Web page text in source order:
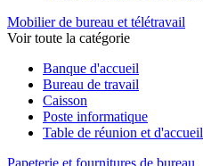
Mobilier de bureau et télétravail
Voir toute la catégorie
Banque d'accueil
Bureau de travail
Caisson
Poste informatique
Table de réunion et d'accueil
Papeterie et fournitures de bureau